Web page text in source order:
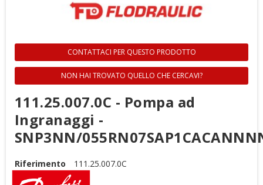
CONTATTACI PER QUESTO PRODOTTO
NON HAI TROVATO QUELLO CHE CERCAVI?
111.25.007.0C - Pompa ad
Ingranaggi -
SNP3NN/
Riferimento 111.25.007.0C